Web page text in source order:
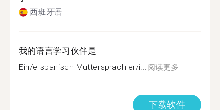
西班牙语
我的语言学习伙伴是
Ein/e spanisch Muttersprachler/i...阅读更多
下载软件